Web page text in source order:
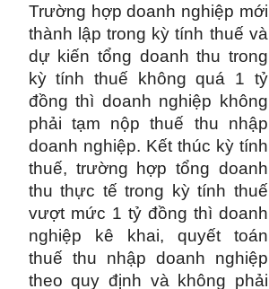
Trường hợp doanh nghiệp mới
thành lập trong kỳ tính thuế và
dự kiến tổng doanh thu trong
kỳ tính thuế không quá 1 tỷ
đồng thì doanh nghiệp không
phải tạm nộp thuế thu nhập
doanh nghiệp. Kết thúc kỳ tính
thuế, trường hợp tổng doanh
thu thực tế trong kỳ tính thuế
vượt mức 1 tỷ đồng thì doanh
nghiệp kê khai, quyết toán
thuế thu nhập doanh nghiệp
theo quy định và không phải